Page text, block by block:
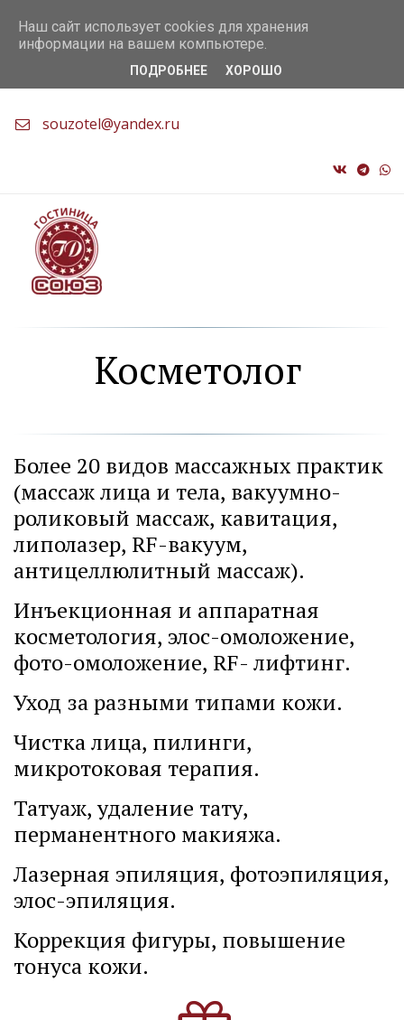
+7 (9138) 56-22-76,+7 (3822) 56-22-76
г. Томск,Комсомольский 70/1
souzotel@yandex.ru
Косметолог
Более 20 видов массажных практик
(массаж лица и тела, вакуумно-
роликовый массаж, кавитация,
липолазер, RF-вакуум,
антицеллюлитный массаж).
Инъекционная и аппаратная
косметология, элос-омоложение,
фото-омоложение, RF- лифтинг.
Уход за разными типами кожи.
Чистка лица, пилинги,
микротоковая терапия.
Татуаж, удаление тату,
перманентного макияжа.
Лазерная эпиляция, фотоэпиляция,
элос-эпиляция.
Коррекция фигуры, повышение
тонуса кожи.
Наш сайт использует cookies для хранения
информации на вашем компьютере.
ПОДРОБНЕЕ ХОРОШО